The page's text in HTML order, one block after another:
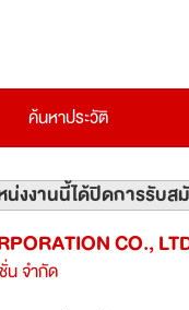
ค้นหาประวัติ
น่งงานนี้ได้ปิดการรับส
CO.,
น จำกัด